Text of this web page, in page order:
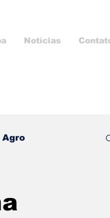
Notícias
Agro